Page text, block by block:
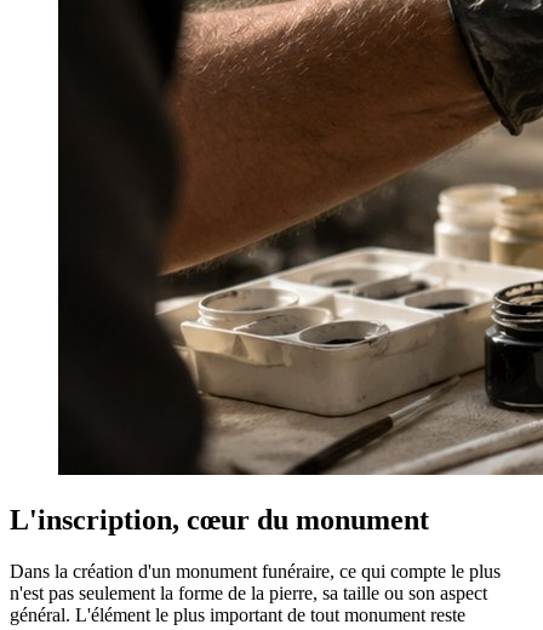
L'inscription, cœur du monument
Dans la création d'un monument funéraire, ce qui compte le plus
n'est pas seulement la forme de la pierre, sa taille ou son aspect
général. L'élément le plus important de tout monument reste